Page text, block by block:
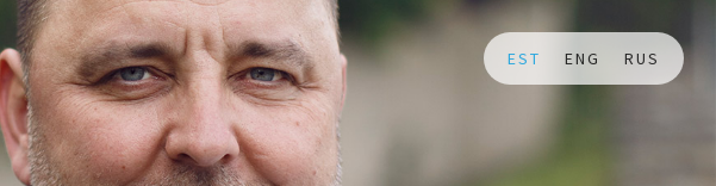
EST ENG RUS